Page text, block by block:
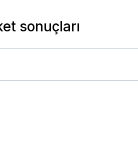
sonuçları